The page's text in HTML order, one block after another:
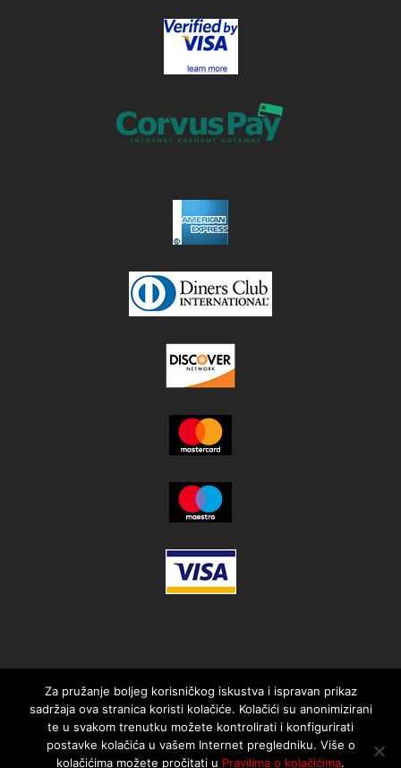
Za pružanje boljeg korisničkog iskustva i ispravan prikaz
sadržaja ova stranica koristi kolačiće. Kolačići su anonimizirani
te u svakom trenutku možete kontrolirati i konfigurirati
postavke kolačića u vašem Internet pregledniku. Više o
kolačićima možete pročitati u Pravilima o kolačićima.